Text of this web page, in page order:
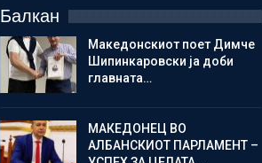
Балкан
Македонскиот поет Димче
Шипинкаровски ја доби
главната…
МАКЕДОНЕЦ ВО
АЛБАНСКИОТ ПАРЛАМЕНТ –